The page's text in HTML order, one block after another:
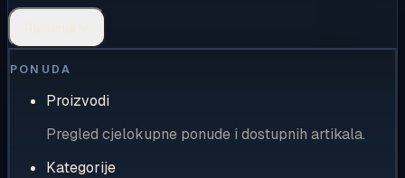
PONUDA
Proizvodi
Pregled cjelokupne ponude i dostupnih artikala.
Kategorije